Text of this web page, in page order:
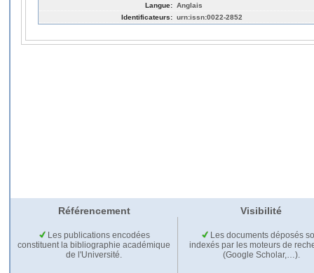
Langue: Anglais
Identificateurs: urn:issn:0022-2852
Référencement Visibilité
Les publications encodées
constituent la bibliographie académique
de l'Université.
Les documents déposés
indexés par les moteurs de
(Google Scholar,…).